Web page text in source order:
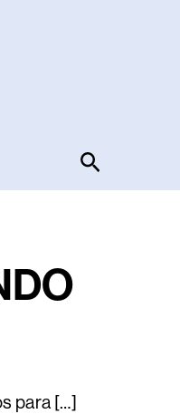
Pesquisar
para […]